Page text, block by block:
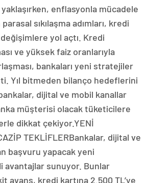
yaklaşırken, enflasyonla mücadele
sıkılaşma adımları, kredi
yol açtı. Kredi
ve yüksek faiz oranlarıyla
bankaları yeni stratejiler
Yıl bitmeden bilanço hedeflerini
dijital ve mobil kanallar
müşterisi olacak tüketicilere
dikkat çekiyor.YENİ
TEKLİFLERBankalar, dijital ve
başvuru yapacak yeni
sunuyor. Bunlar
avans, kredi kartına 2.500 TL’ye